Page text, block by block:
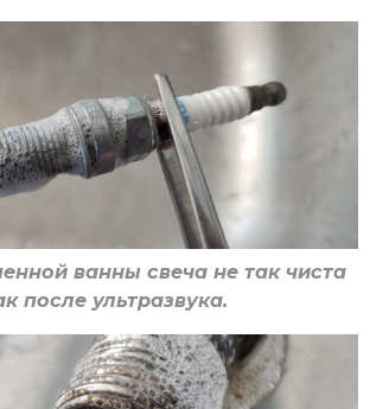
ванны свеча не так чиста
после ультразвука.